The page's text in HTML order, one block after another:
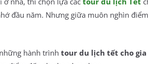
đầu năm. Nhưng giữa muôn nghìn
hành trình tour du lịch tết cho